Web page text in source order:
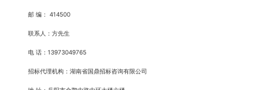
邮 编： 414500
联系人：方先生
电 话：13973049765
招标代理机构：湖南省国鼎招标咨询有限公司